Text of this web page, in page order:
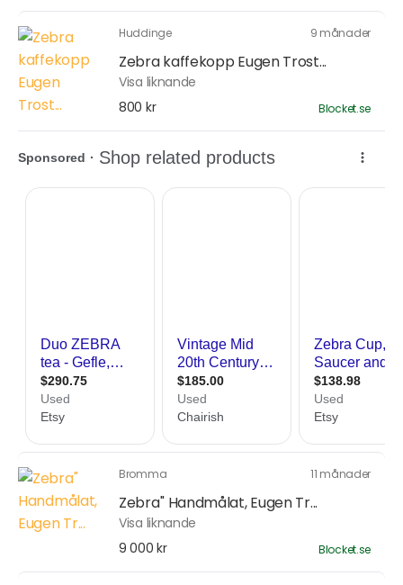
Huddinge 9 månader
Zebra kaffekopp Eugen Trost...
Visa liknande
800 kr
Blocket.se
Bromma 11 månader
Zebra'' Handmålat, Eugen Tr...
Visa liknande
9 000 kr
Blocket.se